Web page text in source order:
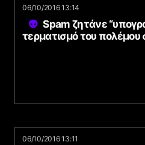
06/10/2016 13:14
Spam ζητάνε
τερματισμό του πολέμου
06/10/2016 13:11